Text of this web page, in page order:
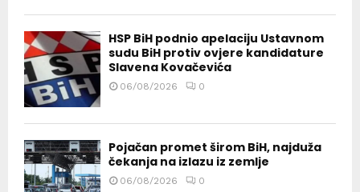
HSP BiH podnio apelaciju Ustavnom
sudu BiH protiv ovjere kandidature
Slavena Kovačevića
06/08/2026 0
Pojačan promet širom BiH, najduža
čekanja na izlazu iz zemlje
06/08/2026 0